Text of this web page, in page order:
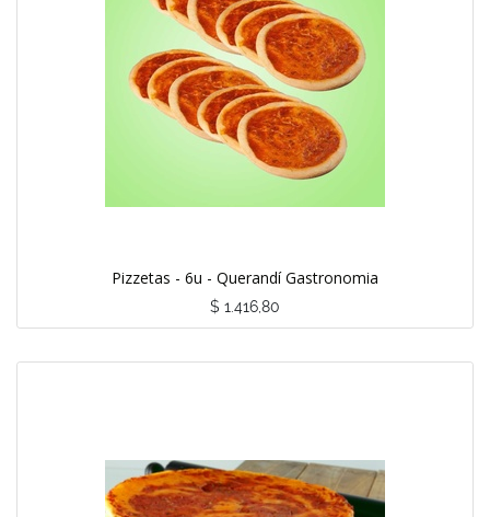
Pizzetas - 6u - Querandí Gastronomia
$ 1.416,80